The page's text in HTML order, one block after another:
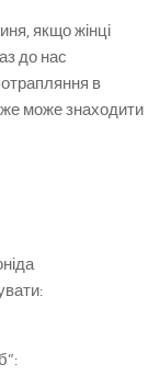
якщо жінці
до нас
в
може знаходити